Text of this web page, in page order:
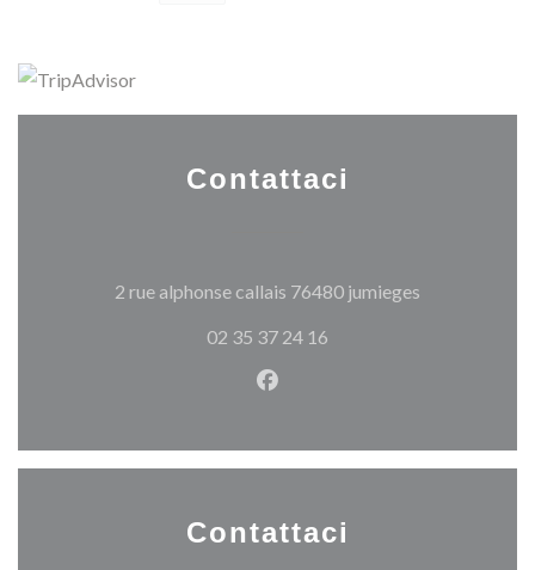
Contattaci
2 rue alphonse callais 76480 jumieges
02 35 37 24 16
Facebook ((apre una nuova
Contattaci